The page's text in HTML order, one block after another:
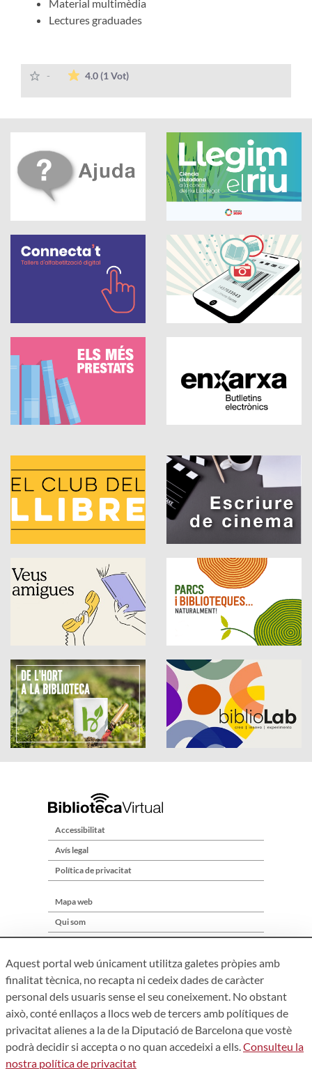
Material multimèdia
Lectures graduades
- 4.0(1 Vot)La mitjana de les valoracions és de 4
Accessibilitat
Avís legal
Política de privacitat
Mapa web
Qui som
Aquest portal web únicament utilitza galetes pròpies amb
finalitat tècnica, no recapta ni cedeix dades de caràcter
personal dels usuaris sense el seu coneixement. No obstant
això, conté enllaços a llocs web de tercers amb polítiques de
privacitat alienes a la de la Diputació de Barcelona que vostè
podrà decidir si accepta o no quan accedeixi a ells.Consulteu la
nostra política de privacitat